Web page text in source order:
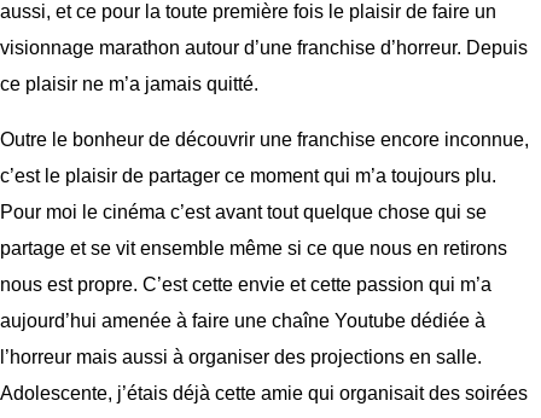
aussi, et ce pour la toute première fois le plaisir de faire un
visionnage marathon autour d’une franchise d’horreur. Depuis
ce plaisir ne m’a jamais quitté.
Outre le bonheur de découvrir une franchise encore inconnue,
c’est le plaisir de partager ce moment qui m’a toujours plu.
Pour moi le cinéma c’est avant tout quelque chose qui se
partage et se vit ensemble même si ce que nous en retirons
nous est propre. C’est cette envie et cette passion qui m’a
aujourd’hui amenée à faire une chaîne Youtube dédiée à
l’horreur mais aussi à organiser des projections en salle.
Adolescente, j’étais déjà cette amie qui organisait des soirées